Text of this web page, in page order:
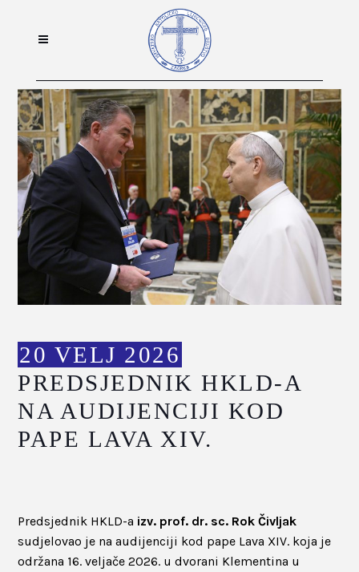
20 VELJ 2026
PREDSJEDNIK HKLD-A
NA AUDIJENCIJI KOD
PAPE LAVA XIV.
Predsjednik HKLD-a izv. prof. dr. sc. Rok Čivljak
sudjelovao je na audijenciji kod pape Lava XIV. koja je
održana 16. veljače 2026. u dvorani Klementina u